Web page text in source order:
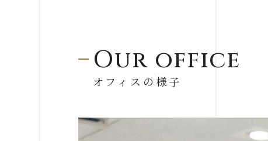
Our office
オフィスの様子